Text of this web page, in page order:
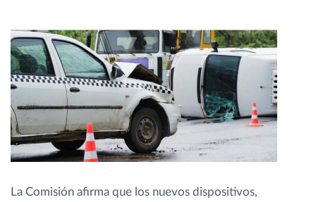
Identificación automática del conductor
Descubrir todas las características
¿Cómo podemos ayudar en el control de la
La Comisión afirma que los nuevos dispositivos,